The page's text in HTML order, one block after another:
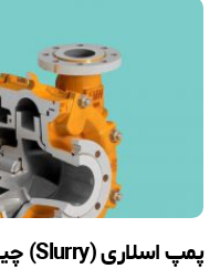
پمپ اسلاری (Slurry) چیست؟